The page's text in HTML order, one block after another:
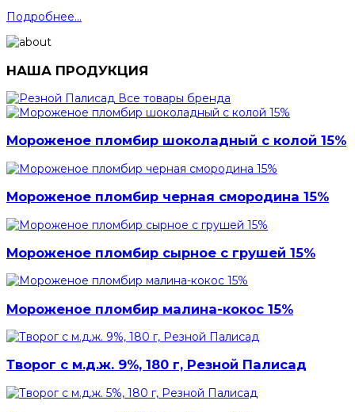
Подробнее...
НАША ПРОДУКЦИЯ
Все товары бренда
Мороженое пломбир шоколадный с колой 15%
Мороженое пломбир черная смородина 15%
Мороженое пломбир сырное с грушей 15%
Мороженое пломбир малина-кокос 15%
Творог с м.д.ж. 9%, 180 г, Резной Палисад